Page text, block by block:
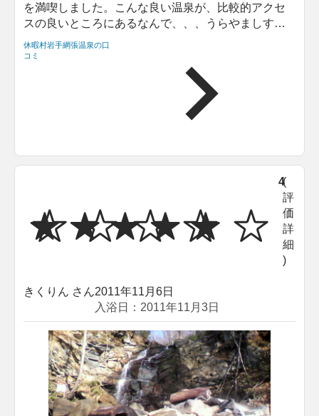
を満喫しました。こんな良い温泉が、比較的アクセ
スの良いところにあるなんで、、、うらやましすぎ
ます。今度は、スキーの宿としても伺いたいです。
休暇村岩手網張温泉の口
コミ
4(
評
価
詳
細
)
きくりん さん2011年11月6日
入浴日：2011年11月3日